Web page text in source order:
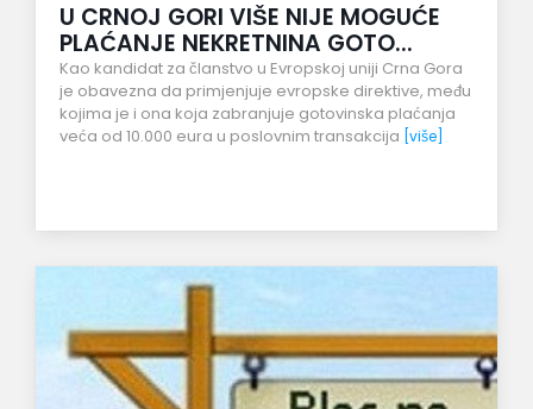
U CRNOJ GORI VIŠE NIJE MOGUĆE
PLAĆANJE NEKRETNINA GOTO...
Kao kandidat za članstvo u Evropskoj uniji Crna Gora
je obavezna da primjenjuje evropske direktive, među
kojima je i ona koja zabranjuje gotovinska plaćanja
veća od 10.000 eura u poslovnim transakcija [više]